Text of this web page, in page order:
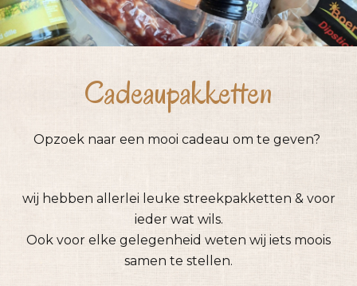
Cadeaupakketten
Opzoek naar een mooi cadeau om te geven?
wij hebben allerlei leuke streekpakketten & voor
ieder wat wils.
Ook voor elke gelegenheid weten wij iets moois
samen te stellen.